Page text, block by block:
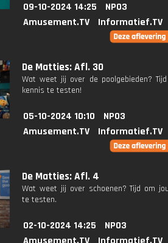
09-10-2024 14:25
NPO3
Amusement.TV
Informatief.TV
De Matties: Afl. 30
Wat weet jij over de poolgebieden?
kennis te testen!
05-10-2024 10:10
NPO3
Amusement.TV
Informatief.TV
De Matties: Afl. 4
Wat weet jij over schoenen? Tijd om
te testen.
02-10-2024 14:25
NPO3